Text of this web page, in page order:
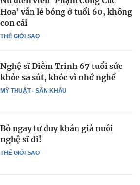
THẾ GIỚI SAO
Hoa' vẫn lẻ bóng ở tuổi 60, không
con cái
MỸ THUẬT - SÂN KHẤU
Nghệ sĩ Diễm Trinh 67 tuổi sức
khỏe sa sút, khóc vì nhớ nghề
THẾ GIỚI SAO
Bỏ ngay tư duy khán giả nuôi
nghệ sĩ đi!